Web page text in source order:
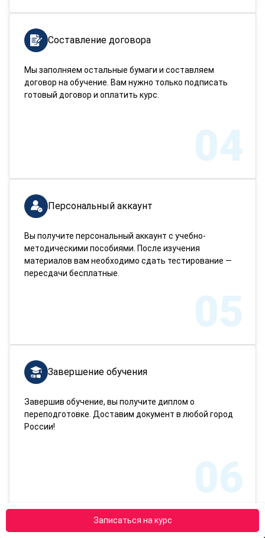
Записаться на курс
Составление договора
Мы заполняем остальные бумаги и составляем
договор на обучение. Вам нужно только подписать
готовый договор и оплатить курс.
04
Персональный аккаунт
Вы получите персональный аккаунт с учебно-
методическими пособиями. После изучения
материалов вам необходимо сдать тестирование —
пересдачи бесплатные.
05
Завершение обучения
Завершив обучение, вы получите диплом о
переподготовке. Доставим документ в любой город
России!
06